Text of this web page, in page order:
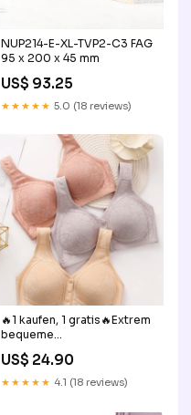
NUP214-E-XL-TVP2-C3 FAG
95 x 200 x 45 mm
US$ 93.25
★★★★★ 5.0 (18 reviews)
🔥1 kaufen, 1 gratis🔥Extrem
bequeme
Knopfverschluss vorne
Größe:36/80
US$ 24.90
★★★★★ 4.1 (18 reviews)